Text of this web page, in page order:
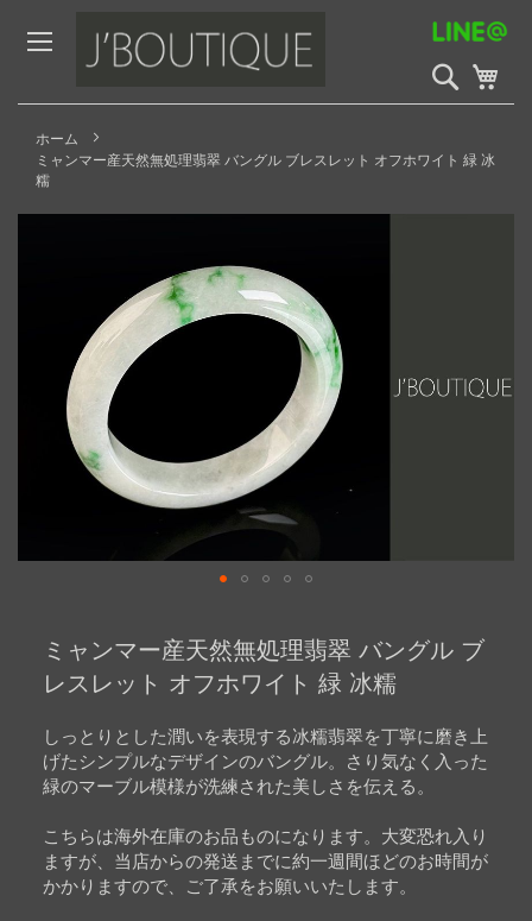
to
Content
検
索
開
ホーム
ミャンマー産天然無処理翡翠 バングル ブレスレット オフホワイト 緑 冰
糯
Skip
beginning
images
gallery
ミャンマー産天然無処理翡翠 バングル ブ
レスレット オフホワイト 緑 冰糯
しっとりとした潤いを表現する冰糯翡翠を丁寧に磨き上
げたシンプルなデザインのバングル。さり気なく入った
緑のマーブル模様が洗練された美しさを伝える。
こちらは海外在庫のお品ものになります。大変恐れ入り
ますが、当店からの発送までに約一週間ほどのお時間が
かかりますので、ご了承をお願いいたします。